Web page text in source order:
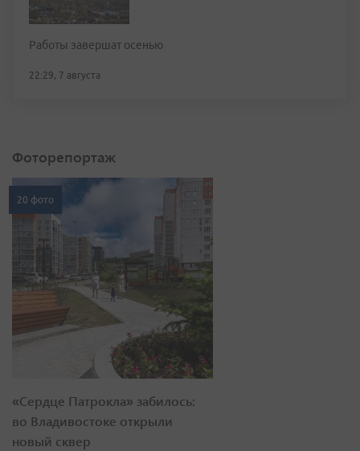
Работы завершат осенью
22:29, 7 августа
Фоторепортаж
20 фото
«Сердце Патрокла» забилось:
во Владивостоке открыли
новый сквер